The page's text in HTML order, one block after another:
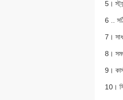
5।
6 ..
7।
8।
9।
10।